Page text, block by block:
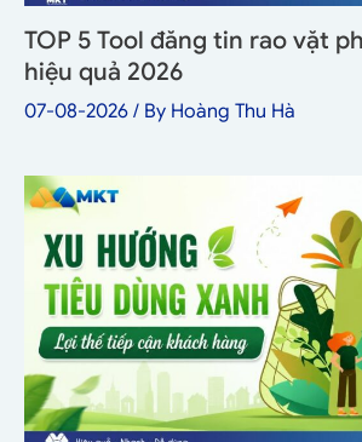
TOP 5 Tool đăng tin rao vặt
hiệu quả 2026
07-08-2026 / By Hoàng Thu Hà